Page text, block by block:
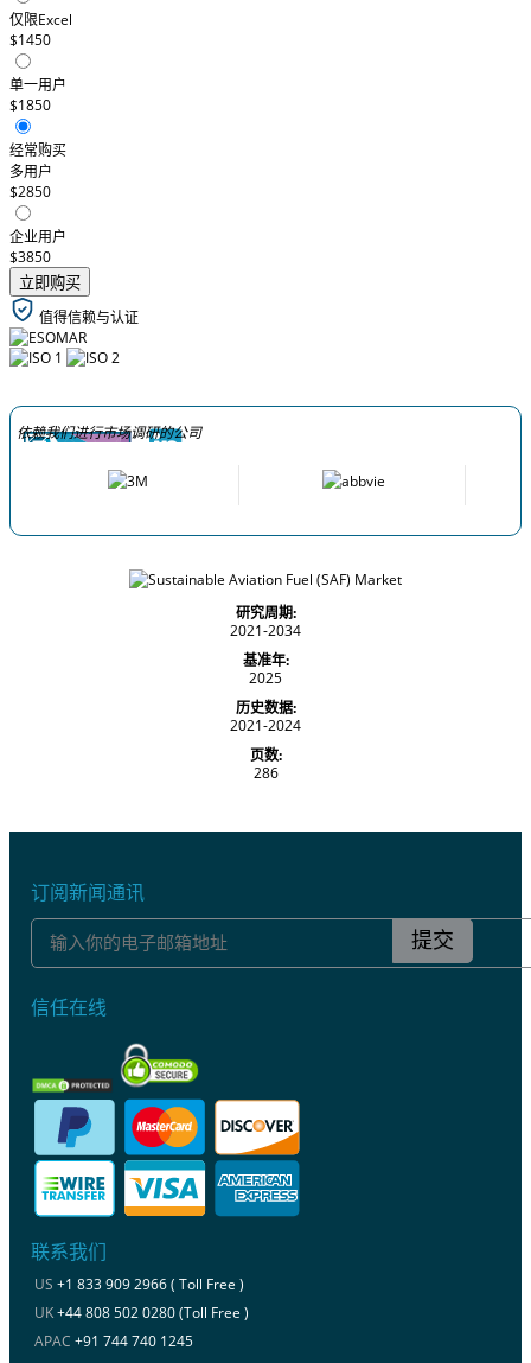
仅限Excel
$1450
单一用户
$1850
经常购买
多用户
$2850
企业用户
$3850
立即购买
值得信赖与认证
依赖我们进行市场调研的公司
研究周期:
2021-2034
基准年:
2025
历史数据:
2021-2024
页数:
286
订阅新闻通讯
提交
信任在线
联系我们
US +1 833 909 2966 ( Toll Free )
UK+44 808 502 0280 (Toll Free )
APAC +91 744 740 1245